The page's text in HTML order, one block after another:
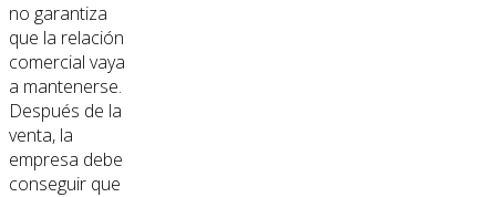
no garantiza
que la relación
comercial vaya
a mantenerse.
Después de la
venta, la
empresa debe
conseguir que